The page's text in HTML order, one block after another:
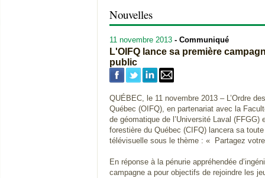
Nouvelles
11 novembre 2013 - Communiqué
L'OIFQ lance sa première
public
QUÉBEC, le 11 novembre 2013 – L’Ordre
Québec (OIFQ), en partenariat avec la
de géomatique de l’Université Laval (FFGG)
forestière du Québec (CIFQ) lancera sa
télévisuelle sous le thème : « Partagez
En réponse à la pénurie appréhendée
campagne a pour objectifs de rejoindre les